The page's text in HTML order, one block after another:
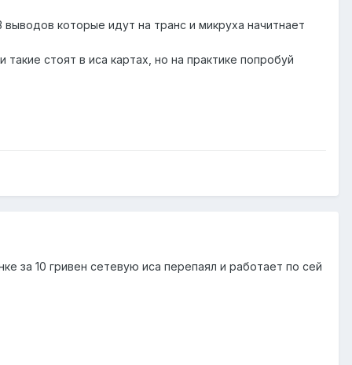
которые идут на транс и микруха начитнает
стоят в иса картах, но на практике попробуй
за 10 гривен сетевую иса перепаял и работает по сей